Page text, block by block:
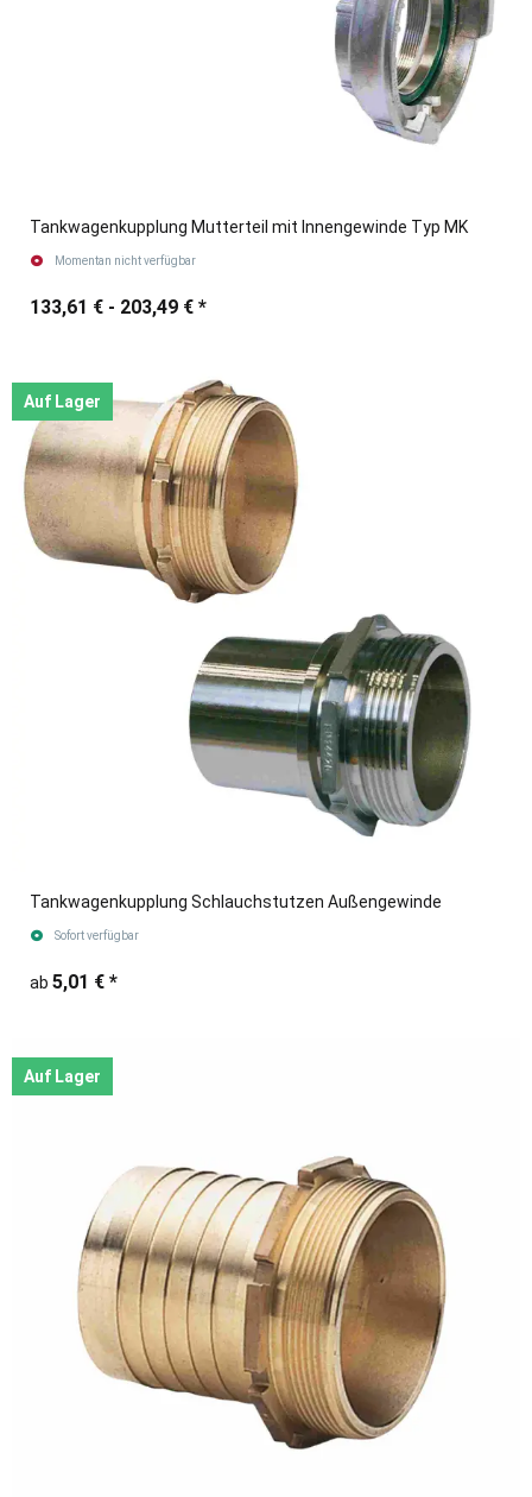
Tankwagenkupplung Mutterteil mit Innengewinde Typ MK
Momentan nicht verfügbar
133,61 € - 203,49 € *
Auf Lager
Tankwagenkupplung Schlauchstutzen Außengewinde
Sofort verfügbar
ab 5,01 € *
Auf Lager